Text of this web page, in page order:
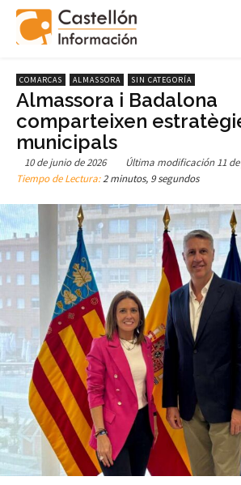
COMARCAS ALMASSORA SIN CATEGORÍA
Almassora i Badalona
comparteixen
municipals
10 de junio de 2026 Última modificación 11
Tiempo de Lectura:2 minutos, 9 segundos